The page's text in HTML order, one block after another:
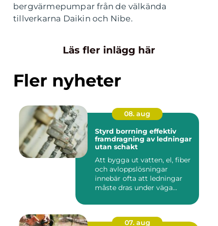
bergvärmepumpar från de välkända
tillverkarna Daikin och Nibe.
Läs fler inlägg här
Fler nyheter
08. aug
Styrd borrning effektiv
framdragning av ledningar
utan schakt
Att bygga ut vatten, el, fiber
och avloppslösningar
innebär ofta att ledningar
måste dras under väga...
07. aug